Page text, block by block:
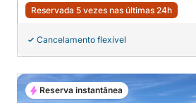
Reservada 5 vezes nas últimas 24h
Cancelamento flexível
Reserva instantânea